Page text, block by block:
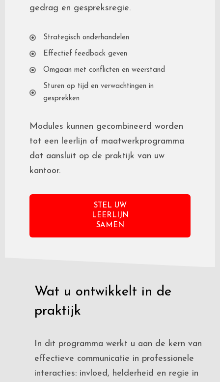
gedrag en gespreksregie.
Strategisch onderhandelen
Effectief feedback geven
Omgaan met conflicten en weerstand
Sturen op tijd en verwachtingen in
gesprekken
Modules kunnen gecombineerd worden
tot een leerlijn of maatwerkprogramma
dat aansluit op de praktijk van uw
kantoor.
STEL UW
LEERLIJN
SAMEN
Wat u ontwikkelt in de
praktijk
In dit programma werkt u aan de kern van
effectieve communicatie in professionele
interacties: invloed, helderheid en regie in